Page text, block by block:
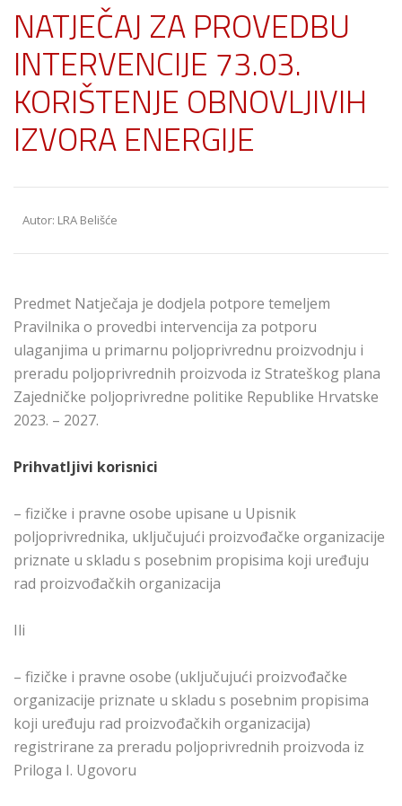
NATJEČAJ ZA PROVEDBU
INTERVENCIJE 73.03.
KORIŠTENJE OBNOVLJIVIH
IZVORA ENERGIJE
Autor: LRA Belišće
Predmet Natječaja je dodjela potpore temeljem
Pravilnika o provedbi intervencija za potporu
ulaganjima u primarnu poljoprivrednu proizvodnju i
preradu poljoprivrednih proizvoda iz Strateškog plana
Zajedničke poljoprivredne politike Republike Hrvatske
2023. – 2027.
Prihvatljivi korisnici
– fizičke i pravne osobe upisane u Upisnik
poljoprivrednika, uključujući proizvođačke organizacije
priznate u skladu s posebnim propisima koji uređuju
rad proizvođačkih organizacija
Ili
– fizičke i pravne osobe (uključujući proizvođačke
organizacije priznate u skladu s posebnim propisima
koji uređuju rad proizvođačkih organizacija)
registrirane za preradu poljoprivrednih proizvoda iz
Priloga I. Ugovoru